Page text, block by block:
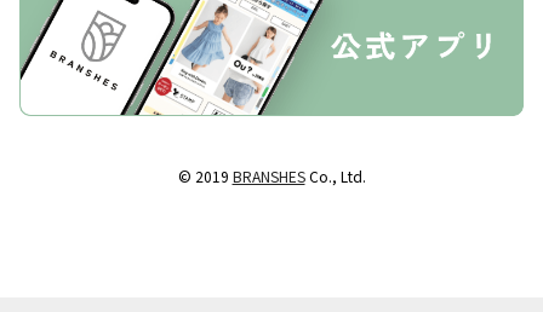
© 2019 BRANSHESCo., Ltd.